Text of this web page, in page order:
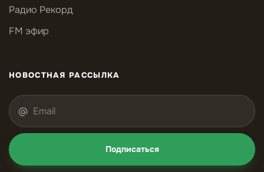
Радио Рекорд
FM эфир
НОВОСТНАЯ РАССЫЛКА
Подписаться